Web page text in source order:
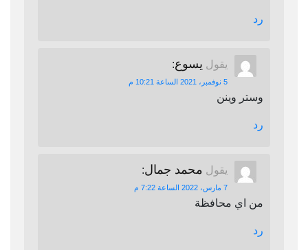
رد
يقول يسوع:
5 نوفمبر، 2021 الساعة 10:21 م
وستر وينن
رد
يقول محمد جمال:
7 مارس، 2022 الساعة 7:22 م
من اي محافظة
رد